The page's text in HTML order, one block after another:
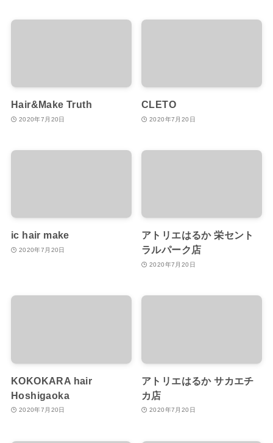
Hair&Make Truth
2020年7月20日
CLETO
2020年7月20日
ic hair make
2020年7月20日
アトリエはるか 栄セント
ラルパーク店
2020年7月20日
KOKOKARA hair
Hoshigaoka
2020年7月20日
アトリエはるか サカエチ
カ店
2020年7月20日